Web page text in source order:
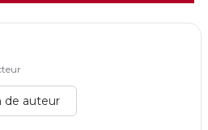
de auteur